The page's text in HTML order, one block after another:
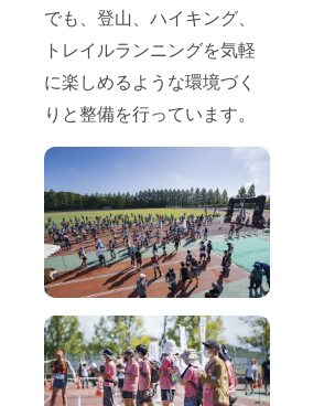
でも、登山、ハイキング、
トレイルランニングを気軽
に楽しめるような環境づく
りと整備を行っています。